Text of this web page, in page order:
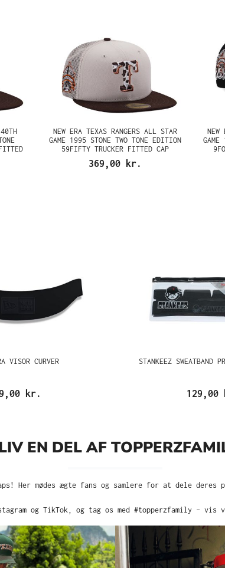
NEW ERA TEXAS RANGERS ALL STAR
GAME 1995 STONE TWO TONE EDITION
59FIFTY TRUCKER FITTED CAP
369,00 kr.
NEW
VISOR CURVER
kr.
STANKEEZ SWEATBAND
129,00
EN DEL AF
Her mødes ægte fans og samlere for at dele deres
og TikTok, og tag os med #topperzfamily –